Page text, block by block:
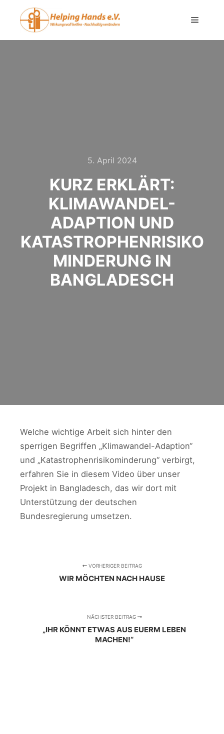
5. April 2024
KURZ ERKLÄRT:
KLIMAWANDEL-
ADAPTION UND
KATASTROPHENRISIKO
MINDERUNG IN
BANGLADESCH
Welche wichtige Arbeit sich hinter den
sperrigen Begriffen „Klimawandel-Adaption“
und „Katastrophenrisikominderung“ verbirgt,
erfahren Sie in diesem Video über unser
Projekt in Bangladesch, das wir dort mit
Unterstützung der deutschen
Bundesregierung umsetzen.
VORHERIGER BEITRAG
WIR MÖCHTEN NACH HAUSE
NÄCHSTER BEITRAG
„IHR KÖNNT ETWAS AUS EUERM LEBEN
MACHEN!“